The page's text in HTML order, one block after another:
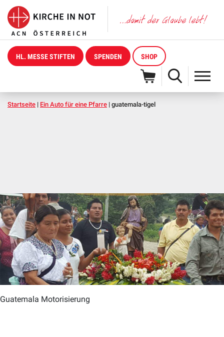
HL. MESSE STIFTEN SPENDEN SHOP
Startseite | Ein Auto für eine Pfarre | guatemala-tigel
Guatemala Motorisierung